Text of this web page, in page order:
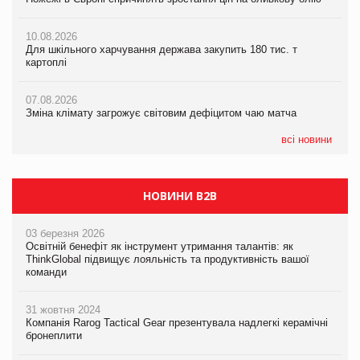
10.08.2026
Для шкільного харчування держава закупить 180 тис. т
картоплі
07.08.2026
Зміна клімату загрожує світовим дефіцитом чаю матча
всі новини
10.08.2026
Для шкільного харчування держава закупить 180 тис. т
картоплі
07.08.2026
Зміна клімату загрожує світовим дефіцитом чаю матча
Криза у Китаї може спричинити великі потрясіння для світової
економіки
Kraft Heinz скоротила збиток у першому півріччі
НОВИНИ B2B
03 березня 2026
Освітній бенефіт як інструмент утримання талантів: як
ThinkGlobal підвищує лояльність та продуктивність вашої
команди
31 жовтня 2024
Компанія Rarog Tactical Gear презентувала надлегкі керамічні
бронеплити